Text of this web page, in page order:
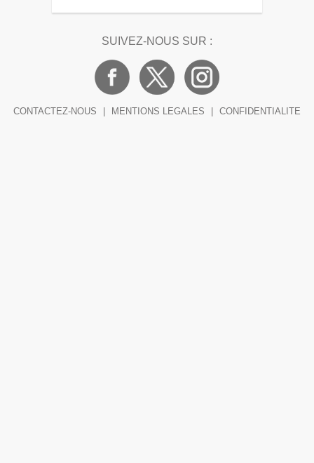
SUIVEZ-NOUS SUR :
CONTACTEZ-NOUS MENTIONS LEGALES CONFIDENTIALITE